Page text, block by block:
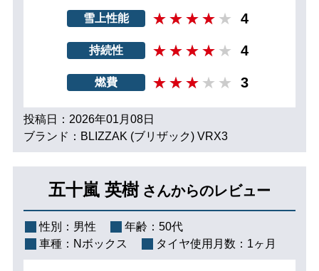
雪上性能 4
持続性 4
燃費 3
投稿日：2026年01月08日
ブランド：BLIZZAK (ブリザック) VRX3
五十嵐 英樹 さんからのレビュー
性別： 男性 年齢： 50代
車種： Nボックス タイヤ使用月数： 1ヶ月